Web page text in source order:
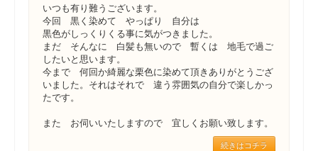
いつも有り難うございます。
今回 黒く染めて やっぱり 自分は
黒色がしっくりくる事に気がつきました。
まだ そんなに 白髪も無いので 暫くは 地毛で過ご
したいと思います。
今まで 何回か綺麗な栗色に染めて頂きありがとうござ
いました。それはそれで 違う雰囲気の自分で楽しかっ
たです。
また お伺いいたしますので 宜しくお願い致します。
続きはコチラ